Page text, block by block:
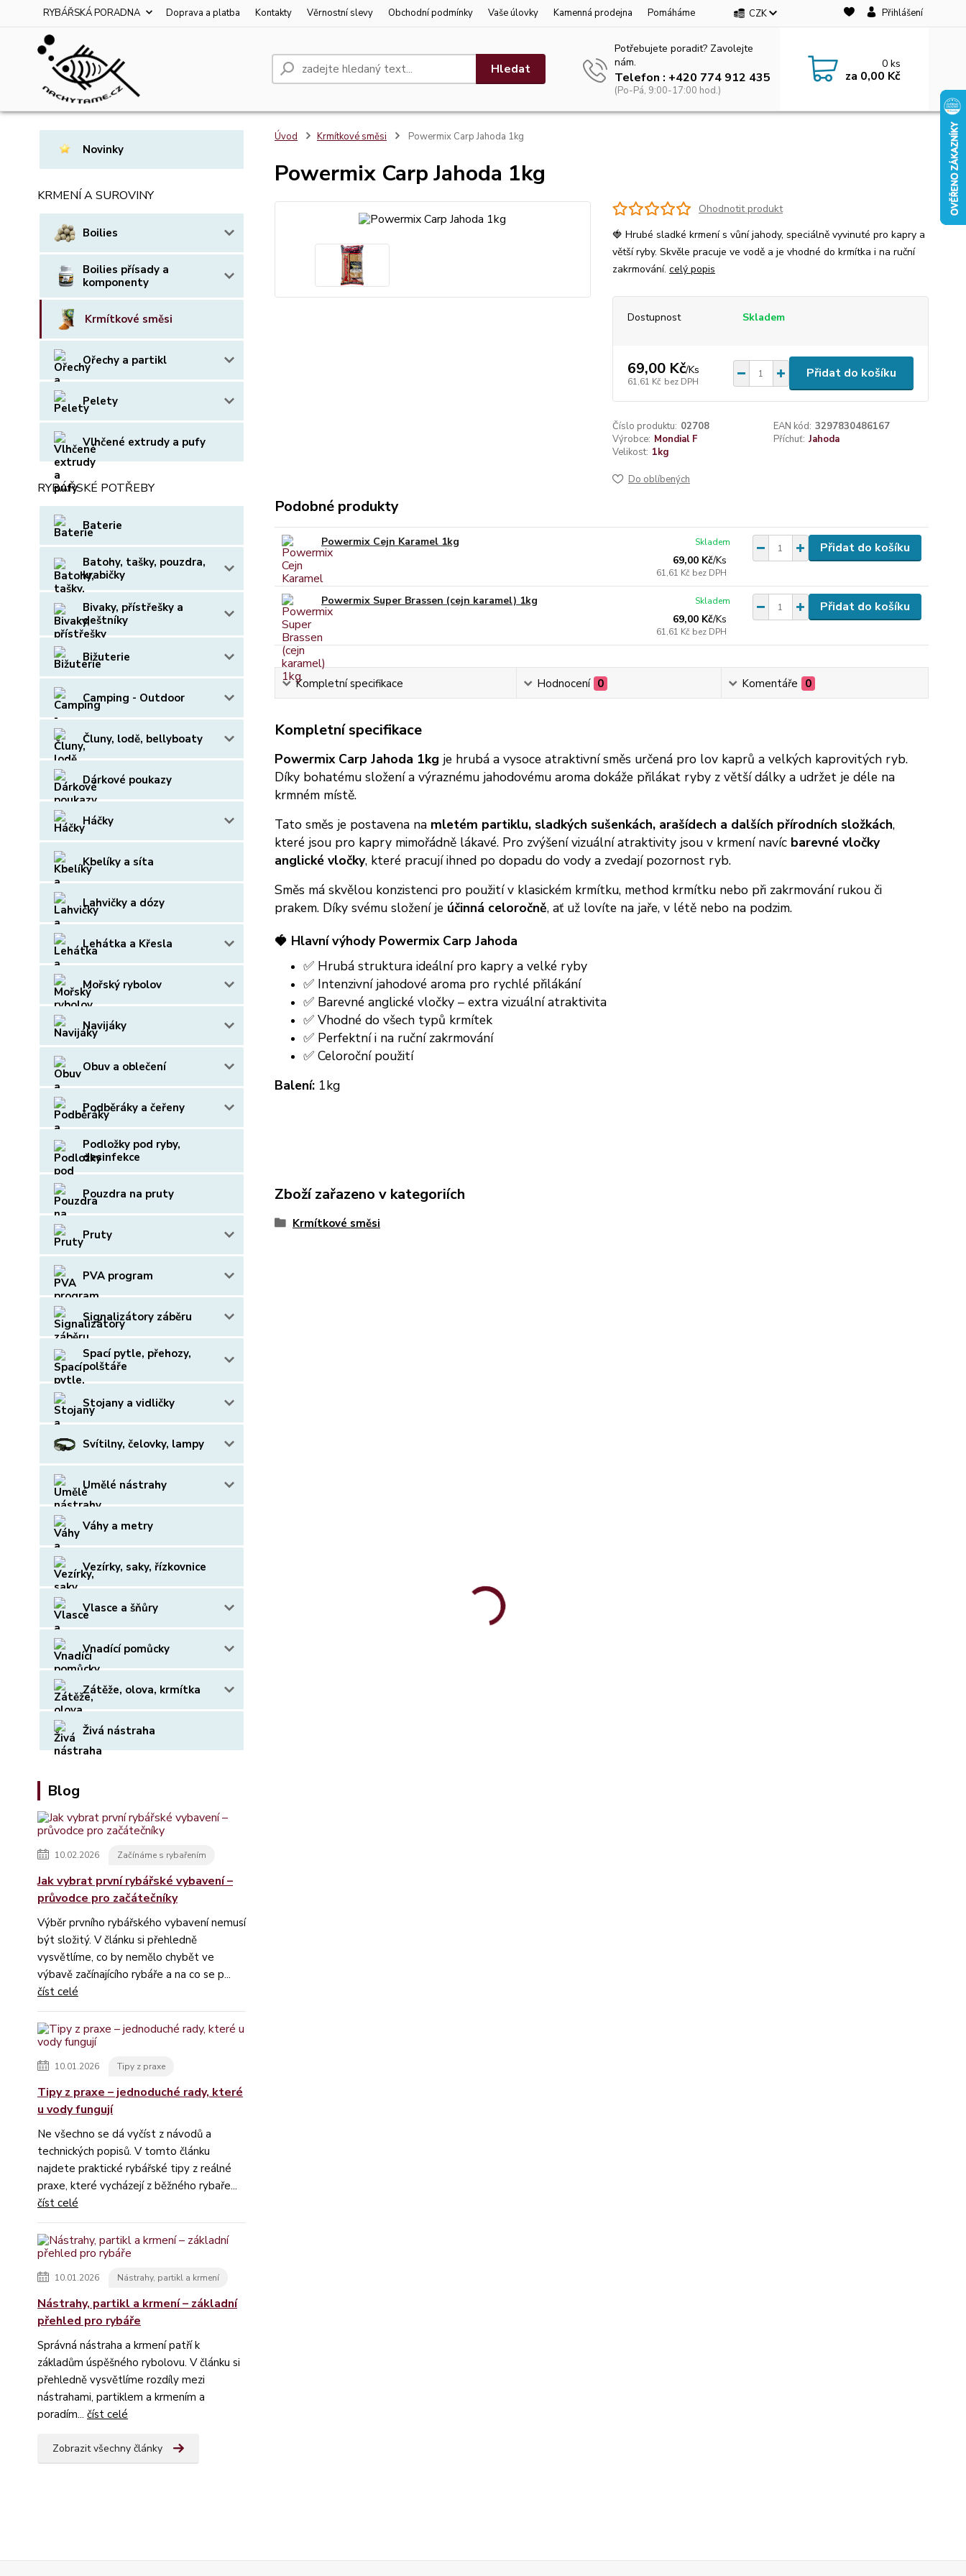
RYBÁŘSKÁ PORADNA Doprava a platba Kontakty Věrnostní slevy Obchodní podmínky Vaše úlovky Kamenná prodejna Pomáháme CZK Přihlášení
Hledat
Potřebujete poradit? Zavolejte
nám.
Telefon : +420 774 912 435
(Po-Pá, 9:00-17:00 hod.)
0ks
za 0,00 Kč
Novinky
KRMENÍ A SUROVINY
Boilies
Boilies přísady a
komponenty
Krmítkové směsi
Ořechy a partikl
Pelety
Vlhčené extrudy a pufy
RYBÁŘSKÉ POTŘEBY
Baterie
Batohy, tašky, pouzdra,
krabičky
Bivaky, přístřešky a
deštníky
Bižuterie
Camping - Outdoor
Čluny, lodě, bellyboaty
Dárkové poukazy
Háčky
Kbelíky a síta
Lahvičky a dózy
Lehátka a Křesla
Mořský rybolov
Navijáky
Obuv a oblečení
Podběráky a čeřeny
Podložky pod ryby,
desinfekce
Pouzdra na pruty
Pruty
PVA program
Signalizátory záběru
Spací pytle, přehozy,
polštáře
Stojany a vidličky
Svítilny, čelovky, lampy
Umělé nástrahy
Váhy a metry
Vezírky, saky, řízkovnice
Vlasce a šňůry
Vnadící pomůcky
Zátěže, olova, krmítka
Živá nástraha
Blog
10.02.2026 Začínáme s rybařením
Jak vybrat první rybářské vybavení –
průvodce pro začátečníky
Výběr prvního rybářského vybavení nemusí
být složitý. V článku si přehledně
vysvětlíme, co by nemělo chybět ve
výbavě začínajícího rybáře a na co se p...
číst celé
10.01.2026 Tipy z praxe
Tipy z praxe – jednoduché rady, které
u vody fungují
Ne všechno se dá vyčíst z návodů a
technických popisů. V tomto článku
najdete praktické rybářské tipy z reálné
praxe, které vycházejí z běžného rybaře...
číst celé
10.01.2026 Nástrahy, partikl a krmení
Nástrahy, partikl a krmení – základní
přehled pro rybáře
Správná nástraha a krmení patří k
základům úspěšného rybolovu. V článku si
přehledně vysvětlíme rozdíly mezi
nástrahami, partiklem a krmením a
poradím... číst celé
Zobrazit všechny články
Úvod Krmítkové směsi Powermix Carp Jahoda 1kg
Powermix Carp Jahoda 1kg
Ohodnotit produkt
🍓 Hrubé sladké krmení s vůní jahody, speciálně vyvinuté pro kapry a
větší ryby. Skvěle pracuje ve vodě a je vhodné do krmítka i na ruční
zakrmování. celý popis
Dostupnost Skladem
69,00 Kč/Ks
61,61 Kč bez DPH
Přidat do košíku
Číslo produktu: 02708 EAN kód: 3297830486167
Výrobce: Mondial F Příchuť: Jahoda
Velikost: 1kg
Do oblíbených
Podobné produkty
Powermix Cejn Karamel 1kg
69,00 Kč/Ks
61,61 Kč bez DPH
Skladem Přidat do košíku
Powermix Super Brassen (cejn karamel) 1kg
69,00 Kč/Ks
61,61 Kč bez DPH
Skladem Přidat do košíku
Kompletní specifikace Hodnocení 0 Komentáře 0
Kompletní specifikace
Powermix Carp Jahoda 1kg je hrubá a vysoce atraktivní směs určená pro lov kaprů a velkých kaprovitých ryb.
Díky bohatému složení a výraznému jahodovému aroma dokáže přilákat ryby z větší dálky a udržet je déle na
krmném místě.
Tato směs je postavena na mletém partiklu, sladkých sušenkách, arašídech a dalších přírodních složkách,
které jsou pro kapry mimořádně lákavé. Pro zvýšení vizuální atraktivity jsou v krmení navíc barevné vločky
anglické vločky, které pracují ihned po dopadu do vody a zvedají pozornost ryb.
Směs má skvělou konzistenci pro použití v klasickém krmítku, method krmítku nebo při zakrmování rukou či
prakem. Díky svému složení je účinná celoročně, ať už lovíte na jaře, v létě nebo na podzim.
🍓 Hlavní výhody Powermix Carp Jahoda
✅ Hrubá struktura ideální pro kapry a velké ryby
✅ Intenzivní jahodové aroma pro rychlé přilákání
✅ Barevné anglické vločky – extra vizuální atraktivita
✅ Vhodné do všech typů krmítek
✅ Perfektní i na ruční zakrmování
✅ Celoroční použití
Balení:1kg
Zboží zařazeno v kategoriích
Krmítkové směsi